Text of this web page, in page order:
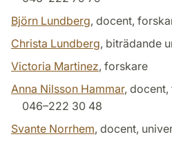
Björn Lundberg, docent,
Christa Lundberg, biträdande
Victoria Martinez, forskare
Anna Nilsson Hammar,
046–222 30 48
Svante Norrhem, docent,